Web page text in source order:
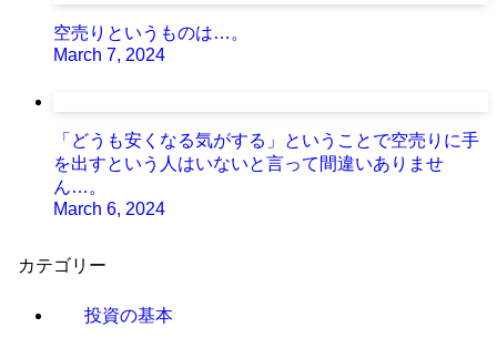
空売りというものは…。
March 7, 2024
「どうも安くなる気がする」ということで空売りに手
を出すという人はいないと言って間違いありませ
ん…。
March 6, 2024
カテゴリー
投資の基本